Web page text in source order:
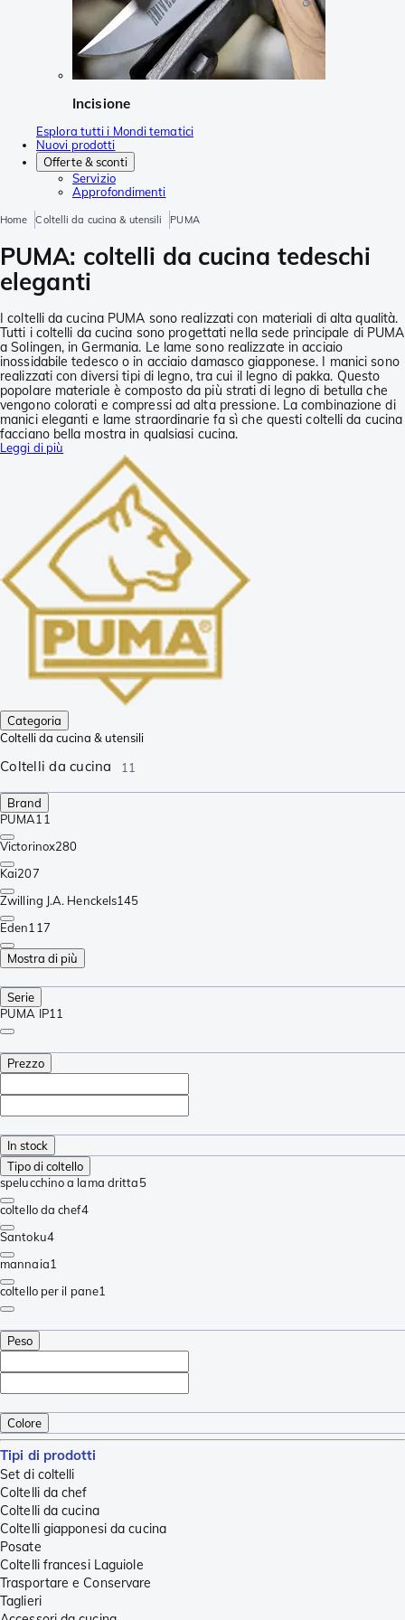
Incisione
Esplora tutti i Mondi tematici
Nuovi prodotti
Offerte & sconti
Servizio
Approfondimenti
Home Coltelli da cucina & utensili PUMA
PUMA: coltelli da cucina tedeschi
eleganti
I coltelli da cucina PUMA sono realizzati con materiali di alta qualità.
Tutti i coltelli da cucina sono progettati nella sede principale di PUMA
a Solingen, in Germania. Le lame sono realizzate in acciaio
inossidabile tedesco o in acciaio damasco giapponese. I manici sono
realizzati con diversi tipi di legno, tra cui il legno di pakka. Questo
popolare materiale è composto da più strati di legno di betulla che
vengono colorati e compressi ad alta pressione. La combinazione di
manici eleganti e lame straordinarie fa sì che questi coltelli da cucina
facciano bella mostra in qualsiasi cucina.
Leggi di più
Categoria
Coltelli da cucina & utensili
Coltelli da cucina 11
Brand
PUMA11
Victorinox280
Kai207
Zwilling J.A. Henckels145
Eden117
Mostra di più
Serie
PUMA IP11
Prezzo
In stock
Tipo di coltello
spelucchino a lama dritta5
coltello da chef4
Santoku4
mannaia1
coltello per il pane1
Peso
Colore
Tipi di prodotti
Set di coltelli
Coltelli da chef
Coltelli da cucina
Coltelli giapponesi da cucina
Posate
Coltelli francesi Laguiole
Trasportare e Conservare
Taglieri